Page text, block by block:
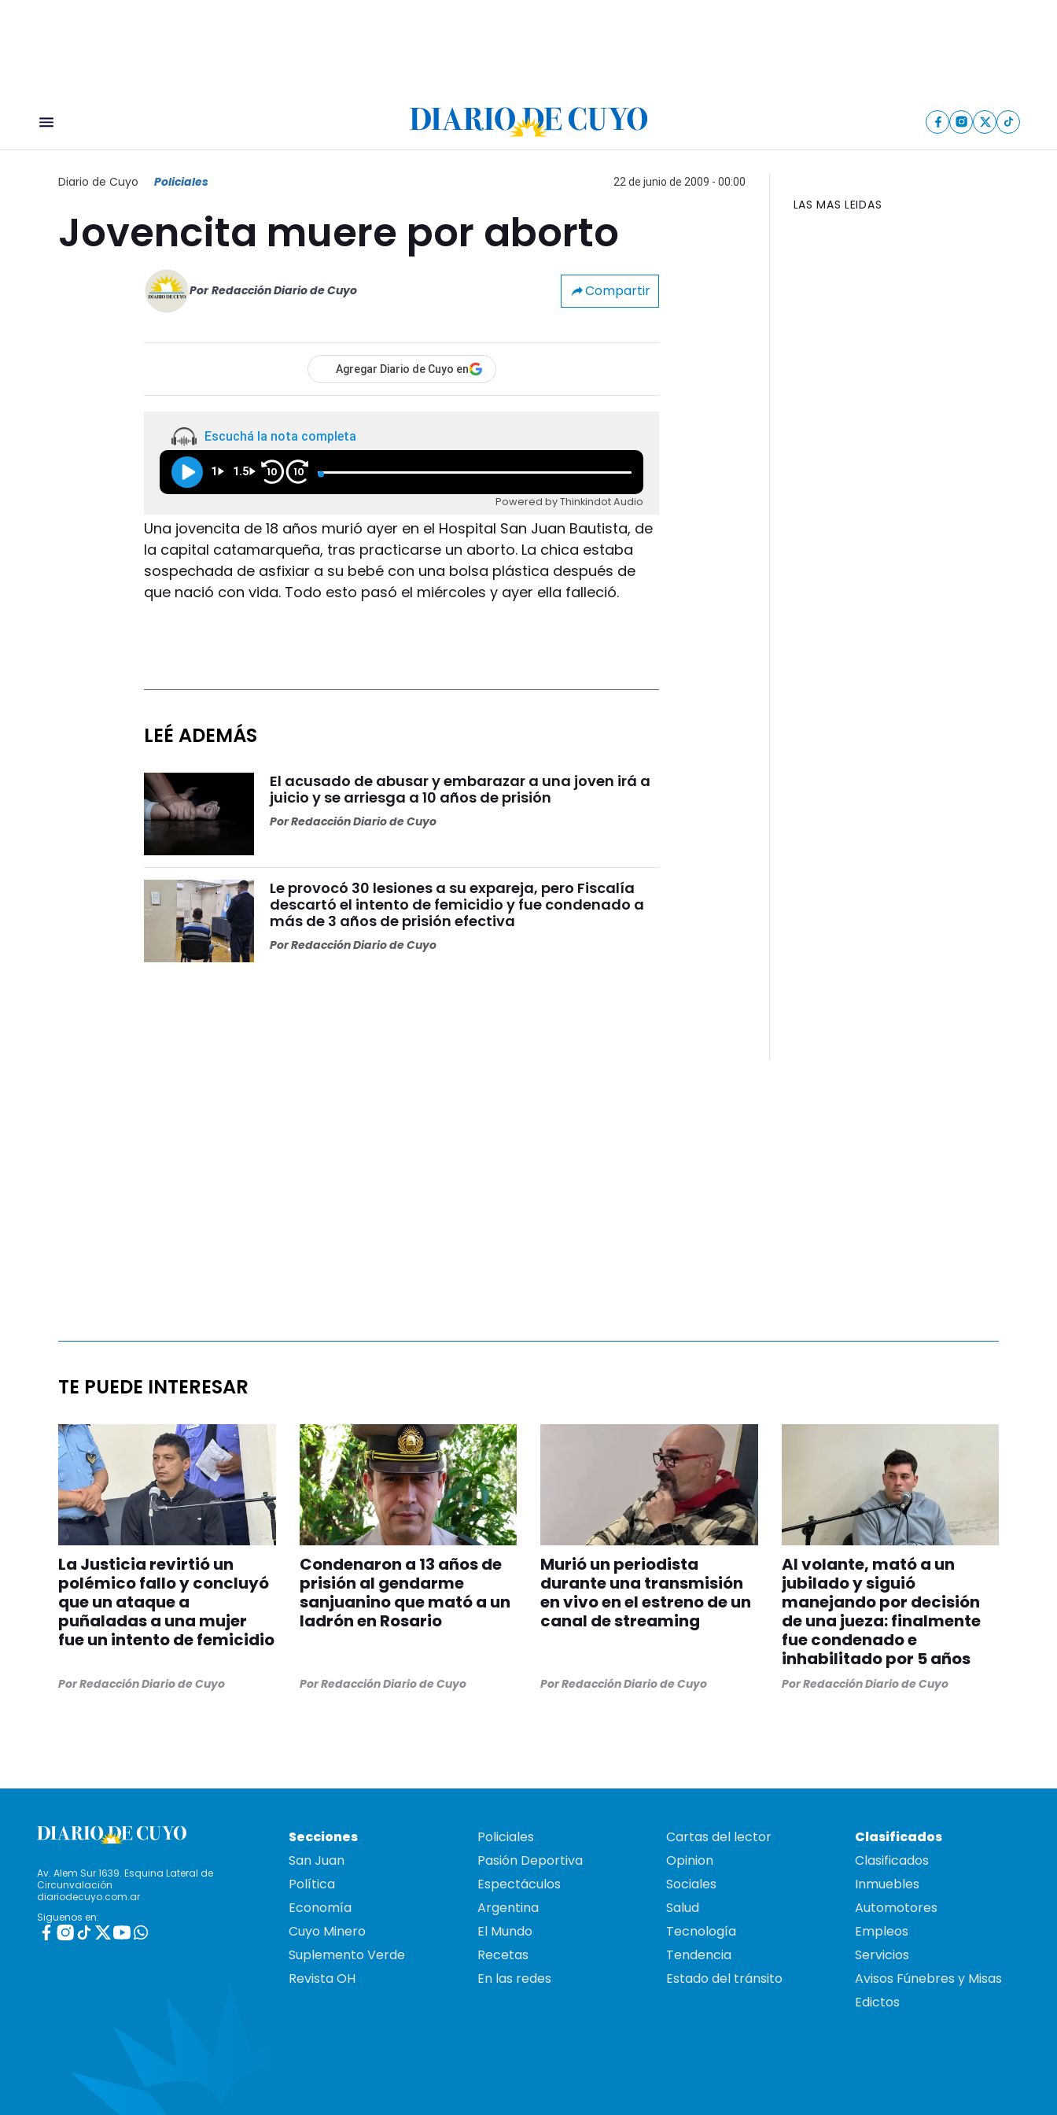
Diario de Cuyo Policiales 22 de junio de 2009 - 00:00
Jovencita muere por aborto
Por Redacción Diario de Cuyo Compartir
Agregar Diario de Cuyo en
Escuchá la nota completa
1 1.5 10 10
Powered by Thinkindot Audio
Una jovencita de 18 años murió ayer en el Hospital San Juan Bautista, de
la capital catamarqueña, tras practicarse un aborto. La chica estaba
sospechada de asfixiar a su bebé con una bolsa plástica después de
que nació con vida. Todo esto pasó el miércoles y ayer ella falleció.
LEÉ ADEMÁS
El acusado de abusar y embarazar a una joven irá a
juicio y se arriesga a 10 años de prisión
PorRedacción Diario de Cuyo
Le provocó 30 lesiones a su expareja, pero Fiscalía
descartó el intento de femicidio y fue condenado a
más de 3 años de prisión efectiva
PorRedacción Diario de Cuyo
LAS MAS LEIDAS
TE PUEDE INTERESAR
La Justicia revirtió un
polémico fallo y concluyó
que un ataque a
puñaladas a una mujer
fue un intento de femicidio
PorRedacción Diario de Cuyo
Condenaron a 13 años de
prisión al gendarme
sanjuanino que mató a un
ladrón en Rosario
PorRedacción Diario de Cuyo
Murió un periodista
durante una transmisión
en vivo en el estreno de un
canal de streaming
PorRedacción Diario de Cuyo
Al volante, mató a un
jubilado y siguió
manejando por decisión
de una jueza: finalmente
fue condenado e
inhabilitado por 5 años
PorRedacción Diario de Cuyo
Av. Alem Sur 1639. Esquina Lateral de
Circunvalación
diariodecuyo.com.ar
Siguenos en:
Secciones
San Juan
Política
Economía
Cuyo Minero
Suplemento Verde
Revista OH
Policiales
Pasión Deportiva
Espectáculos
Argentina
El Mundo
Recetas
En las redes
Cartas del lector
Opinion
Sociales
Salud
Tecnología
Tendencia
Estado del tránsito
Clasificados
Clasificados
Inmuebles
Automotores
Empleos
Servicios
Avisos Fúnebres y Misas
Edictos